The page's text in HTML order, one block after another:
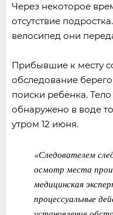
Через некоторое
отсутствие
велосипед они
Прибывшие к месту
обследование
поиски ребёнка.
обнаружено в воде
утром 12 июня.
«Следователем
осмотр места
медицинская
процессуальные